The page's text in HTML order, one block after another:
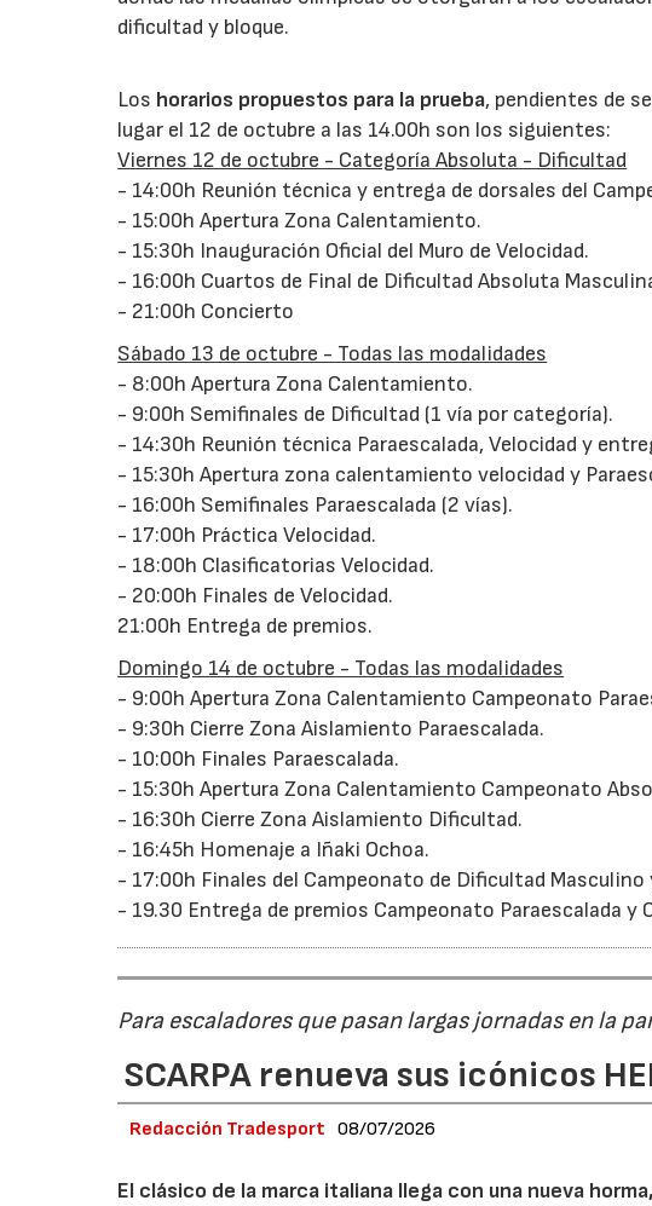
dificultad y bloque.
Los horarios propuestos para la prueba, pendientes de
lugar el 12 de octubre a las 14.00h son los siguientes:
Viernes 12 de octubre - Categoría Absoluta - Dificultad
- 14:00h Reunión técnica y entrega de dorsales del
- 15:00h Apertura Zona Calentamiento.
- 15:30h Inauguración Oficial del Muro de Velocidad.
- 16:00h Cuartos de Final de Dificultad Absoluta
- 21:00h Concierto
Sábado 13 de octubre - Todas las modalidades
- 8:00h Apertura Zona Calentamiento.
- 9:00h Semifinales de Dificultad (1 vía por categoría).
- 14:30h Reunión técnica Paraescalada, Velocidad y
- 15:30h Apertura zona calentamiento velocidad y
- 16:00h Semifinales Paraescalada (2 vías).
- 17:00h Práctica Velocidad.
- 18:00h Clasificatorias Velocidad.
- 20:00h Finales de Velocidad.
21:00h Entrega de premios.
Domingo 14 de octubre - Todas las modalidades
- 9:00h Apertura Zona Calentamiento Campeonato
- 9:30h Cierre Zona Aislamiento Paraescalada.
- 10:00h Finales Paraescalada.
- 15:30h Apertura Zona Calentamiento Campeonato
- 16:30h Cierre Zona Aislamiento Dificultad.
- 16:45h Homenaje a Iñaki Ochoa.
- 17:00h Finales del Campeonato de Dificultad Masculino
- 19.30 Entrega de premios Campeonato Paraescalada
Para escaladores que pasan largas jornadas en la
SCARPA renueva sus icónicos
Redacción Tradesport 08/07/2026
El clásico de la marca italiana llega con una nueva